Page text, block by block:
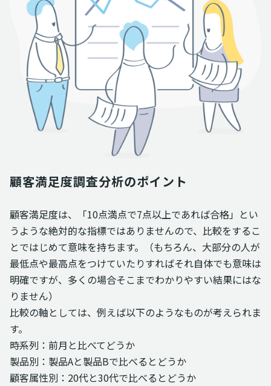
顧客満足度調査分析のポイント
顧客満足度は、「10点満点で7点以上であれば合格」とい
うような絶対的な指標ではありませんので、比較をするこ
とではじめて意味を持ちます。（もちろん、大部分の人が
最低点や最高点をつけていたりすればそれ自体でも意味は
明確ですが、多くの場合そこまでわかりやすい結果にはな
りません）
比較の軸としては、例えば以下のようなものが考えられま
す。
時系列：前月と比べてどうか
製品別：製品Aと製品Bで比べるとどうか
顧客属性別：20代と30代で比べるとどうか